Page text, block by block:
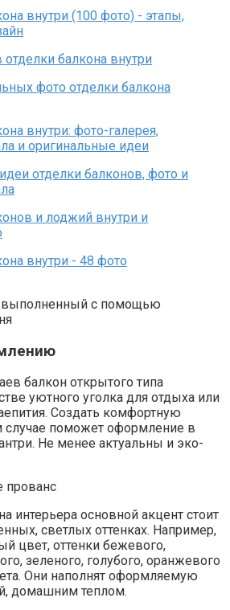
выполненный с помощью
балкон открытого типа
уютного уголка для отдыха или
Создать комфортную
случае поможет оформление в
Не менее актуальны и эко-
прованс
интерьера основной акцент стоит
светлых оттенках. Например,
цвет, оттенки бежевого,
зеленого, голубого, оранжевого
Они наполнят оформляемую
домашним теплом.